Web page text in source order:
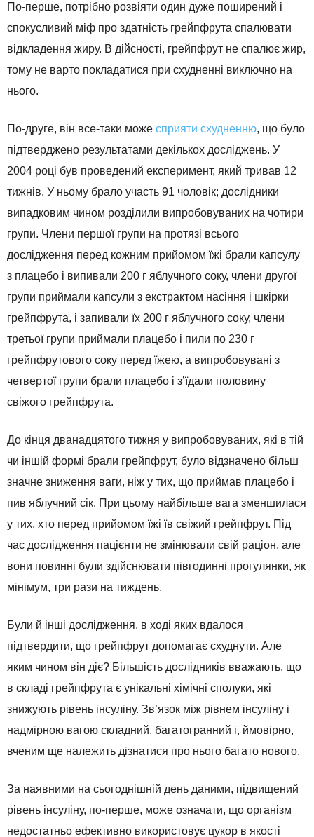
По-перше, потрібно розвіяти один дуже поширений і
спокусливий міф про здатність грейпфрута спалювати
відкладення жиру. В дійсності, грейпфрут не спалює жир,
тому не варто покладатися при схудненні виключно на
нього.
По-друге, він все-таки може сприяти схудненню, що було
підтверджено результатами декількох досліджень. У
2004 році був проведений експеримент, який тривав 12
тижнів. У ньому брало участь 91 чоловік; дослідники
випадковим чином розділили випробовуваних на чотири
групи. Члени першої групи на протязі всього
дослідження перед кожним прийомом їжі брали капсулу
з плацебо і випивали 200 г яблучного соку, члени другої
групи приймали капсули з екстрактом насіння і шкірки
грейпфрута, і запивали їх 200 г яблучного соку, члени
третьої групи приймали плацебо і пили по 230 г
грейпфрутового соку перед їжею, а випробовувані з
четвертої групи брали плацебо і з’їдали половину
свіжого грейпфрута.
До кінця дванадцятого тижня у випробовуваних, які в тій
чи іншій формі брали грейпфрут, було відзначено більш
значне зниження ваги, ніж у тих, що приймав плацебо і
пив яблучний сік. При цьому найбільше вага зменшилася
у тих, хто перед прийомом їжі їв свіжий грейпфрут. Під
час дослідження пацієнти не змінювали свій раціон, але
вони повинні були здійснювати півгодинні прогулянки, як
мінімум, три рази на тиждень.
Були й інші дослідження, в ході яких вдалося
підтвердити, що грейпфрут допомагає схуднути. Але
яким чином він діє? Більшість дослідників вважають, що
в складі грейпфрута є унікальні хімічні сполуки, які
знижують рівень інсуліну. Зв’язок між рівнем інсуліну і
надмірною вагою складний, багатогранний і, ймовірно,
вченим ще належить дізнатися про нього багато нового.
За наявними на сьогоднішній день даними, підвищений
рівень інсуліну, по-перше, може означати, що організм
недостатньо ефективно використовує цукор в якості